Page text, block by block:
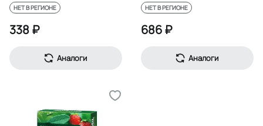
НЕТ В РЕГИОНЕ
338 ₽
Аналоги
НЕТ В РЕГИОНЕ
686 ₽
Аналоги